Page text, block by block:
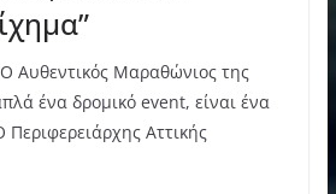
Αυθεντικός Μαραθώνιος της
ένα δρομικό event, είναι ένα
Περιφερειάρχης Αττικής